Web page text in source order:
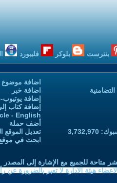
بنترست بلوكر فليبورد
اضافة موضوع
اضافة خبر
إضافة
إضافة كتاب
- English
أضف حملة
تعديل الموقع
ابحث في موقع
متاحة للجميع مع الإشارة إلى المصدر
هيئة الادارة لا تعبر بالضرورة عن